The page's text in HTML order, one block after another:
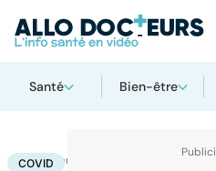
Santé Bien-être
Accueil Santé
COVID